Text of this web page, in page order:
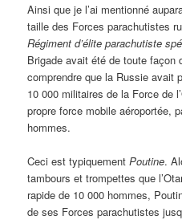
Ainsi que je l’ai mentionné
taille des Forces parachutistes
Régiment d’élite parachutiste
Brigade avait été de toute façon
comprendre que la Russie avait
10 000 militaires de la Force de
propre force mobile aéroportée,
hommes.
Ceci est typiquementPoutine.
tambours et trompettes que
rapide de 10 000 hommes,
de ses Forces parachutistes